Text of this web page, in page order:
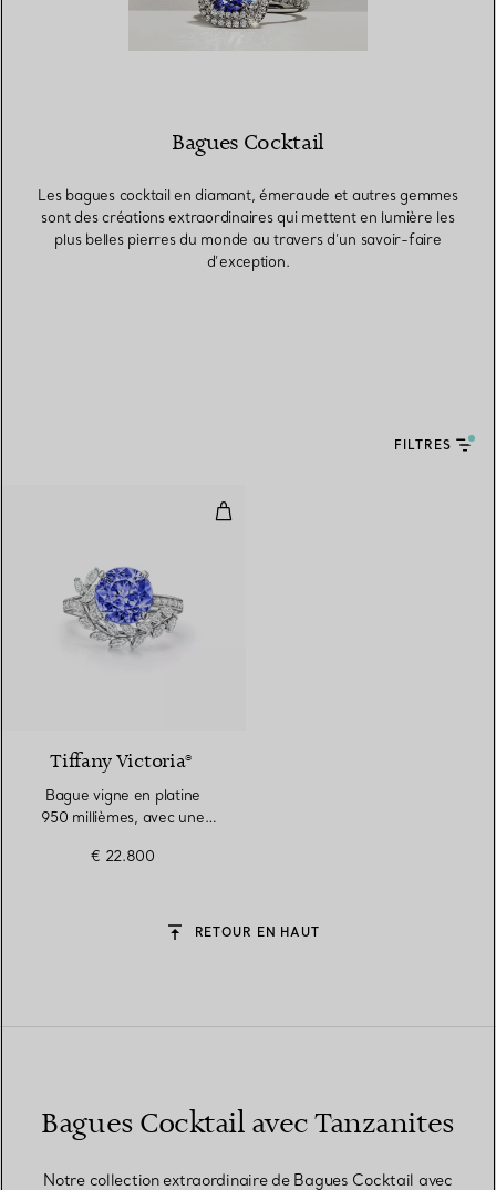
Bagues Cocktail
Les bagues cocktail en diamant, émeraude et autres gemmes
sont des créations extraordinaires qui mettent en lumière les
plus belles pierres du monde au travers d’un savoir-faire
d’exception.
FILTRES
Bague vigne en platine 950
Tiffany Victoria®
Bague vigne en platine
950 millièmes, avec une
€ 22.800
RETOUR EN HAUT
Bagues Cocktail avec Tanzanites
Notre collection extraordinaire de Bagues Cocktail avec